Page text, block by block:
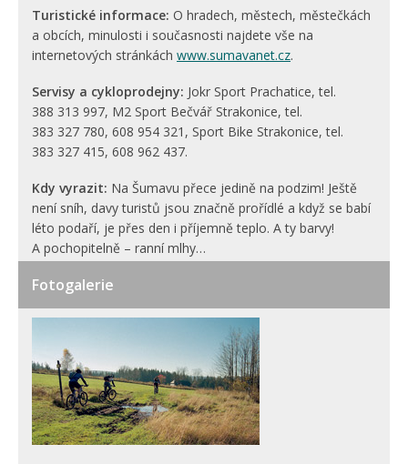
Turistické informace: O hradech, městech, městečkách
a obcích, minulosti i současnosti najdete vše na
internetových stránkách www.sumavanet.cz.
Servisy a cykloprodejny: Jokr Sport Prachatice, tel.
388 313 997, M2 Sport Bečvář Strakonice, tel.
383 327 780, 608 954 321, Sport Bike Strakonice, tel.
383 327 415, 608 962 437.
Kdy vyrazit: Na Šumavu přece jedině na podzim! Ještě
není sníh, davy turistů jsou značně prořídlé a když se babí
léto podaří, je přes den i příjemně teplo. A ty barvy!
A pochopitelně – ranní mlhy…
Fotogalerie